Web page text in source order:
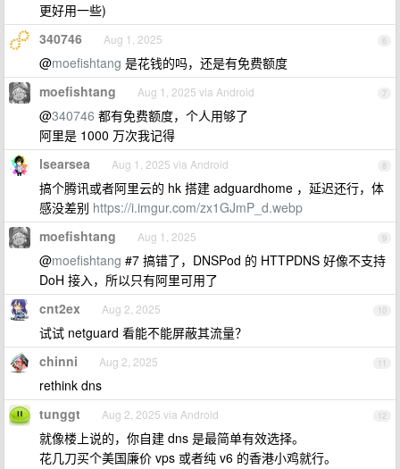
更好用一些)
6
340746 Aug 1, 2025
@moefishtang 是花钱的吗，还是有免费额度
7
moefishtang Aug 1, 2025 via Android
@340746 都有免费额度，个人用够了
阿里是 1000 万次我记得
8
lsearsea Aug 1, 2025 via Android
搞个腾讯或者阿里云的 hk 搭建 adguardhome ，延迟还行，体
感没差别 https://i.imgur.com/zx1GJmP_d.webp
9
moefishtang Aug 1, 2025
@moefishtang #7 搞错了，DNSPod 的 HTTPDNS 好像不支持
DoH 接入，所以只有阿里可用了
10
cnt2ex Aug 2, 2025
试试 netguard 看能不能屏蔽其流量？
11
chinni Aug 2, 2025
rethink dns
12
tunggt Aug 2, 2025 via Android
就像楼上说的，你自建 dns 是最简单有效选择。
花几刀买个美国廉价 vps 或者纯 v6 的香港小鸡就行。